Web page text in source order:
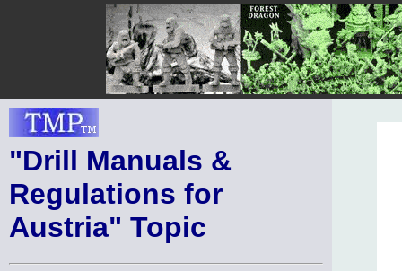
"Drill Manuals &
Regulations for
Austria" Topic